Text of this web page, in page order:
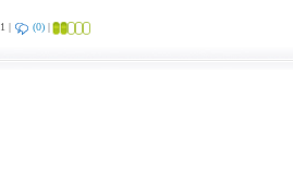
| (0) |